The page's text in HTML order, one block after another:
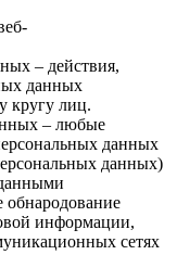
– действия,
данных
кругу лиц.
– любые
данных
данных)
обнародование
информации,
сетях